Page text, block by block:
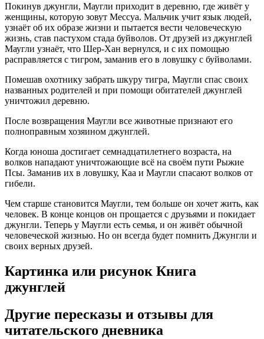
Покинув джунгли, Маугли приходит в деревню, где живёт у
женщины, которую зовут Мессуа. Мальчик учит язык людей,
узнаёт об их образе жизни и пытается вести человеческую
жизнь, став пастухом стада буйволов. От друзей из джунглей
Маугли узнаёт, что Шер-Хан вернулся, и с их помощью
расправляется с тигром, заманив его в ловушку с буйволами.
Помешав охотнику забрать шкуру тигра, Маугли спас своих
названных родителей и при помощи обитателей джунглей
уничтожил деревню.
После возвращения Маугли все животные признают его
полноправным хозяином джунглей.
Когда юноша достигает семнадцатилетнего возраста, на
волков нападают уничтожающие всё на своём пути Рыжие
Псы. Заманив их в ловушку, Каа и Маугли спасают волков от
гибели.
Чем старше становится Маугли, тем больше он хочет жить, как
человек. В конце концов он прощается с друзьями и покидает
джунгли. Теперь у Маугли есть семья, и он живёт обычной
человеческой жизнью. Но он всегда будет помнить Джунгли и
своих верных друзей.
Картинка или рисунок Книга
джунглей
Другие пересказы и отзывы для
читательского дневника